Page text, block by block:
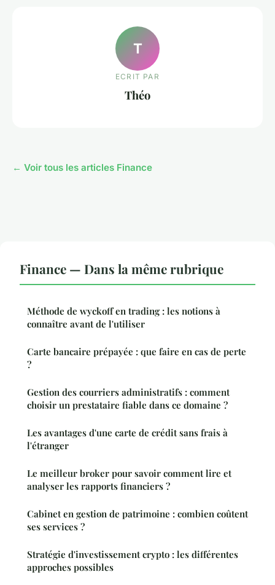
T
ECRIT PAR
Théo
← Voir tous les articles Finance
Finance — Dans la même rubrique
Méthode de wyckoff en trading : les notions à
connaître avant de l'utiliser
Carte bancaire prépayée : que faire en cas de perte
?
Gestion des courriers administratifs : comment
choisir un prestataire fiable dans ce domaine ?
Les avantages d'une carte de crédit sans frais à
l'étranger
Le meilleur broker pour savoir comment lire et
analyser les rapports financiers ?
Cabinet en gestion de patrimoine : combien coûtent
ses services ?
Stratégie d'investissement crypto : les différentes
approches possibles